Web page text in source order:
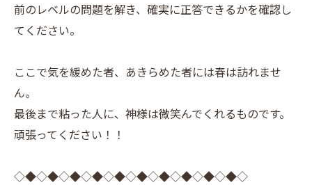
前のレベルの問題を解き、確実に正答できるかを確認し
てください。
ここで気を緩めた者、あきらめた者には春は訪れませ
ん。
最後まで粘った人に、神様は微笑んでくれるものです。
頑張ってください！！
◇◆◇◆◇◆◇◆◇◆◇◆◇◆◇◆◇◆◇◆◇